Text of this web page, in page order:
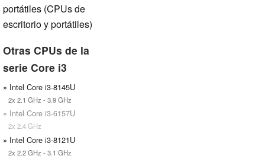
portátiles (CPUs de
escritorio y portátiles)
Otras CPUs de la
serie Core i3
» Intel Core i3-8145U
2x 2.1 GHz - 3.9 GHz
» Intel Core i3-6157U
2x 2.4 GHz
» Intel Core i3-8121U
2x 2.2 GHz - 3.1 GHz